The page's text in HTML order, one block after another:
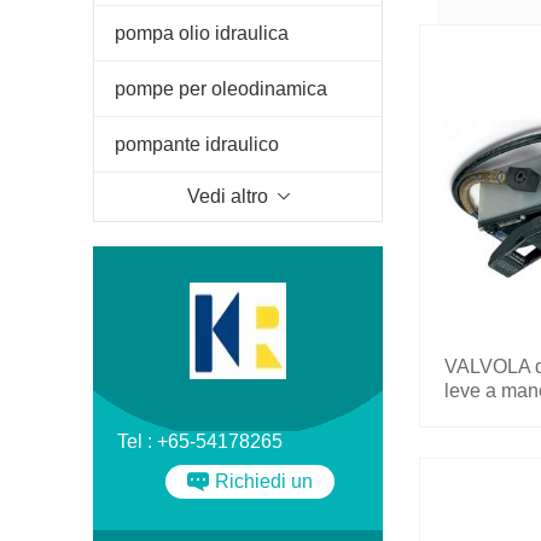
pompa olio idraulica
pompe per oleodinamica
pompante idraulico
Vedi altro
Tel : +65-54178265
Richiedi un
pompa
TUTOLO
ALBERO
due to
VALVOLA
leve a